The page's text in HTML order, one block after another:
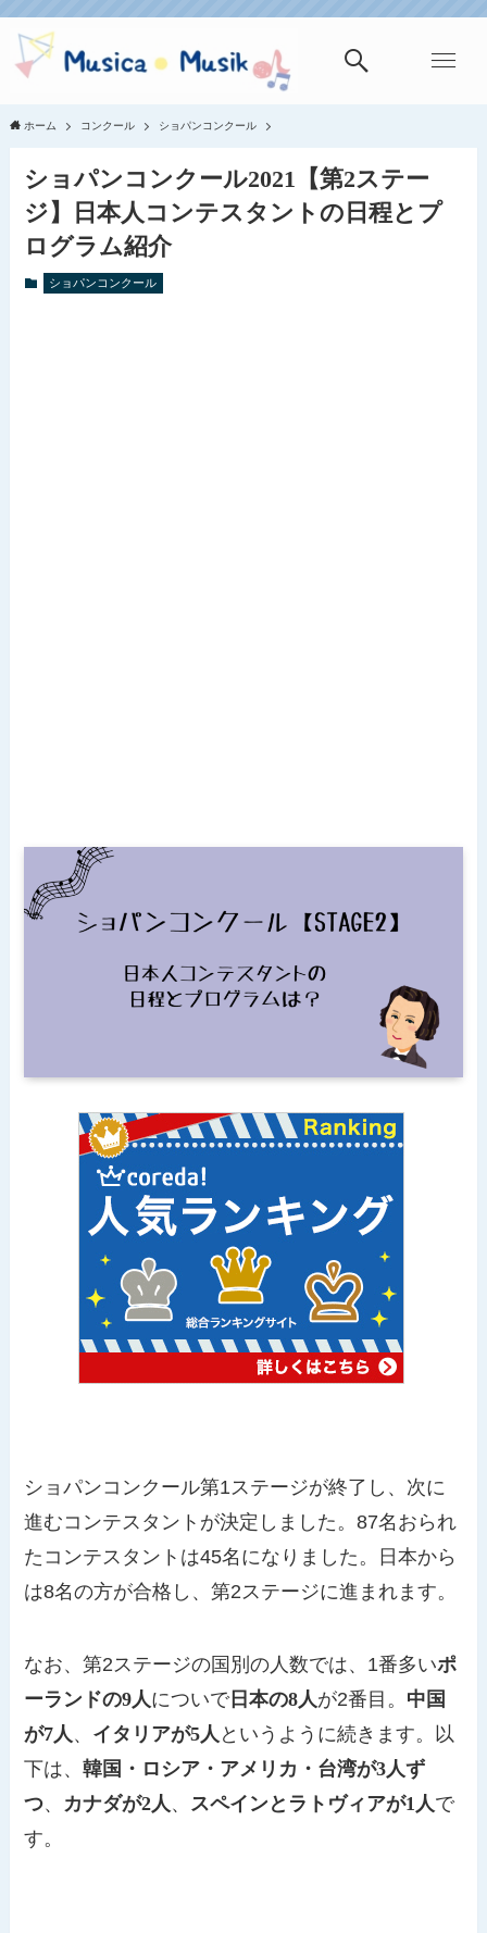
ホーム コンクール ショパンコンクール
ショパンコンクール2021【第2ステー
ジ】日本人コンテスタントの日程とプ
ログラム紹介
ショパンコンクール
ショパンコンクール第1ステージが終了し、次に
進むコンテスタントが決定しました。87名おられ
たコンテスタントは45名になりました。日本から
は8名の方が合格し、第2ステージに進まれます。
なお、第2ステージの国別の人数では、1番多いポ
ーランドの9人についで日本の8人が2番目。 中国
が7人、 イタリアが5人 というように続きます。以
下は、韓国・ロシア・アメリカ・台湾が3人ず
つ、 カナダが2人、 スペインとラトヴィアが1人で
す。